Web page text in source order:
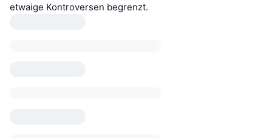
etwaige Kontroversen begrenzt.